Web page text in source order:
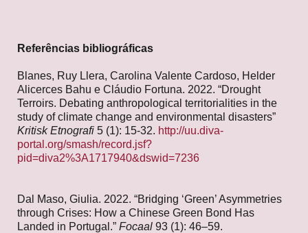
Referências bibliográficas
Blanes, Ruy Llera, Carolina Valente Cardoso, Helder
Alicerces Bahu e Cláudio Fortuna. 2022. “Drought
Terroirs. Debating anthropological territorialities in the
study of climate change and environmental disasters”
Kritisk Etnografi 5 (1): 15-32. http://uu.diva-
portal.org/smash/record.jsf?
pid=diva2%3A1717940&dswid=7236
Dal Maso, Giulia. 2022. “Bridging ‘Green’ Asymmetries
through Crises: How a Chinese Green Bond Has
Landed in Portugal.” Focaal 93 (1): 46–59.